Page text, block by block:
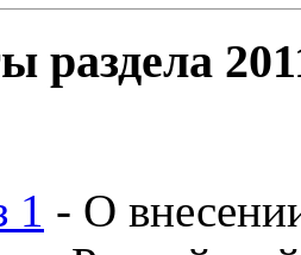
раздела
1 - О